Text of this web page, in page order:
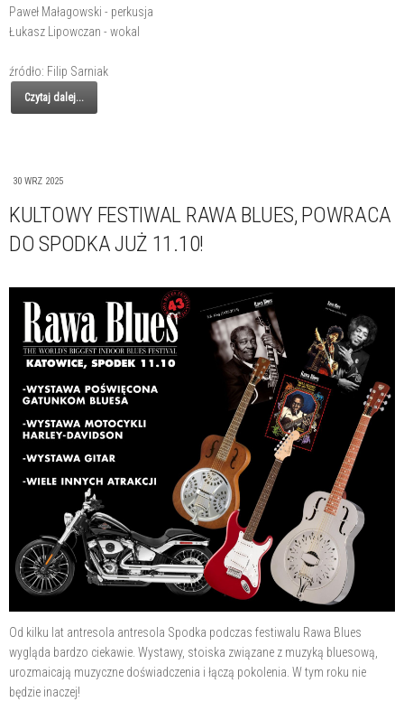
Paweł Małagowski - perkusja
Łukasz Lipowczan - wokal
źródło: Filip Sarniak
Czytaj dalej...
30 WRZ 2025
KULTOWY FESTIWAL RAWA BLUES, POWRACA
DO SPODKA JUŻ 11.10!
Od kilku lat antresola antresola Spodka podczas festiwalu Rawa Blues
wygląda bardzo ciekawie. Wystawy, stoiska związane z muzyką bluesową,
urozmaicają muzyczne doświadczenia i łączą pokolenia. W tym roku nie
będzie inaczej!